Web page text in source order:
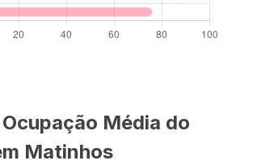
Média do
Matinhos